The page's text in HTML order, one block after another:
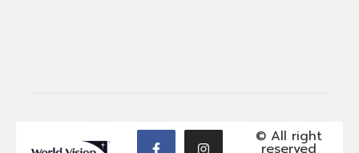
© All right
reserved